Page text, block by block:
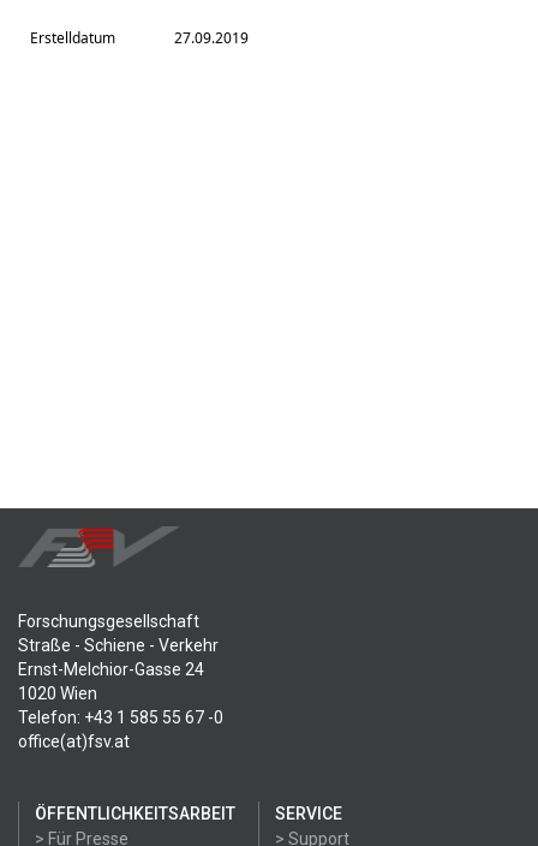
Erstelldatum 27.09.2019
Forschungsgesellschaft
Straße - Schiene - Verkehr
Ernst-Melchior-Gasse 24
1020 Wien
Telefon: +43 1 585 55 67 -0
office(at)fsv.at
ÖFFENTLICHKEITSARBEIT
> Für Presse
SERVICE
> Support